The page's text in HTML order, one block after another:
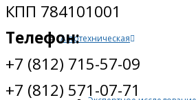
Автотехническая
КПП 784101001
Телефон:
+7 (812) 715-57-09
+7 (812) 571-07-71